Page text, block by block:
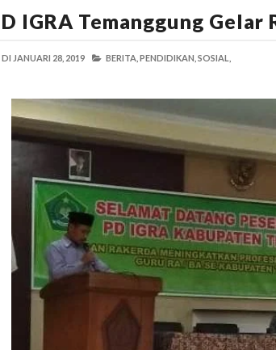
IGRA Temanggung Gelar
DI JANUARI 28, 2019 BERITA, PENDIDIKAN, SOSIAL,